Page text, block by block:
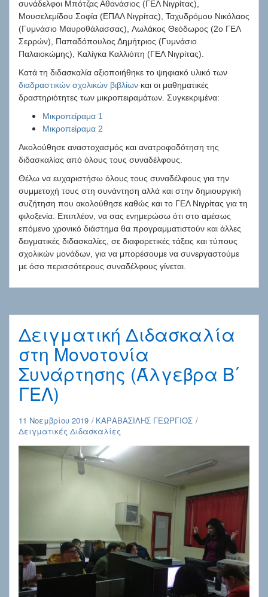
συνάδελφοι Μπότζας Αθανάσιος (ΓΕΛ Νιγρίτας),
Μουσελεμίδου Σοφία (ΕΠΑΛ Νιγρίτας), Ταχυδρόμου Νικόλαος
(Γυμνάσιο Μαυροθάλασσας), Λωλάκος Θεόδωρος (2ο ΓΕΛ
Σερρών), Παπαδόπουλος Δημήτριος (Γυμνάσιο
Παλαιοκώμης), Καλίγκα Καλλιόπη (ΓΕΛ Νιγρίτας).
Κατά τη διδασκαλία αξιοποιήθηκε το ψηφιακό υλικό των
διαδραστικών σχολικών βιβλίων και οι μαθηματικές
δραστηριότητες των μικροπειραμάτων. Συγκεκριμένα:
Μικροπείραμα 1
Μικροπείραμα 2
Ακολούθησε αναστοχασμός και ανατροφοδότηση της
διδασκαλίας από όλους τους συναδέλφους.
Θέλω να ευχαριστήσω όλους τους συναδέλφους για την
συμμετοχή τους στη συνάντηση αλλά και στην δημιουργική
συζήτηση που ακολούθησε καθώς και το ΓΕΛ Νιγρίτας για τη
φιλοξενία. Επιπλέον, να σας ενημερώσω ότι στο αμέσως
επόμενο χρονικό διάστημα θα προγραμματιστούν και άλλες
δειγματικές διδασκαλίες, σε διαφορετικές τάξεις και τύπους
σχολικών μονάδων, για να μπορέσουμε να συνεργαστούμε
με όσο περισσότερους συναδέλφους γίνεται.
Δειγματική Διδασκαλία
στη Μονοτονία
Συνάρτησης (Άλγεβρα Β΄
ΓΕΛ)
11 Νοεμβρίου 2019
ΚΑΡΑΒΑΣΙΛΗΣ ΓΕΩΡΓΙΟΣ
Δειγματικές Διδασκαλίες